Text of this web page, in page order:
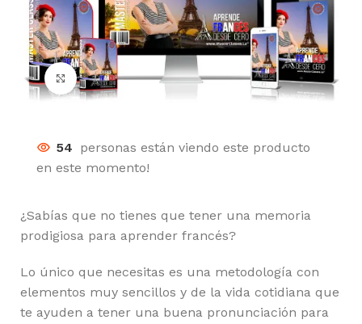
Click para agrandar
54 personas están viendo este producto
en este momento!
¿Sabías que no tienes que tener una memoria
prodigiosa para aprender francés?
Lo único que necesitas es una metodología con
elementos muy sencillos y de la vida cotidiana que
te ayuden a tener una buena pronunciación para